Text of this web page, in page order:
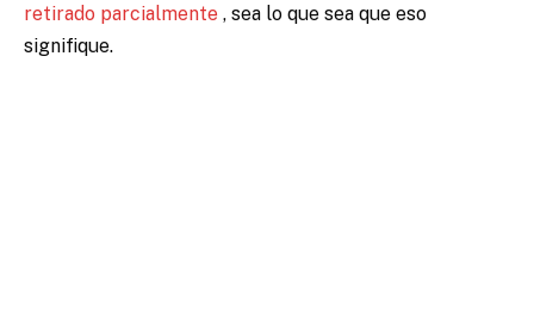
retirado parcialmente , sea lo que sea que eso
signifique.